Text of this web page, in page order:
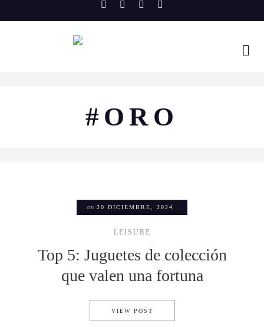
to
#ORO
on 20 DICIEMBRE, 2024
LEISURE
Top 5: Juguetes de colección
que valen una fortuna
VIEW POST